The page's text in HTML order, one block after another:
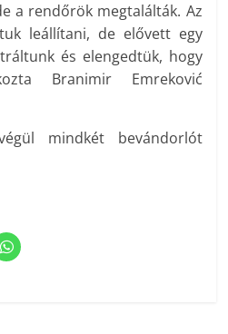
a rendőrök megtalálták. Az
leállítani, de elővett egy
és elengedtük, hogy
Branimir Emreković
mindkét bevándorlót